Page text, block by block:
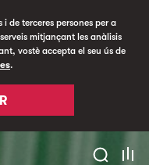
de terceres persones per a
mitjançant les anàlisis
vostè accepta el seu ús de
.